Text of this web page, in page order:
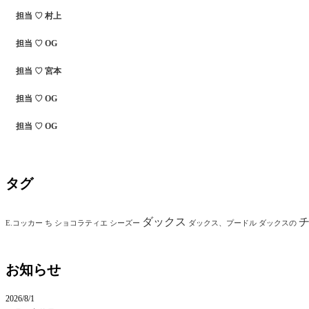
担当 ♡ 村上
担当 ♡ OG
担当 ♡ 宮本
担当 ♡ OG
担当 ♡ OG
タグ
E.コッカー ち ショコラティエ シーズー ダックス ダックス、プードル ダックスの
お知らせ
2026/8/1